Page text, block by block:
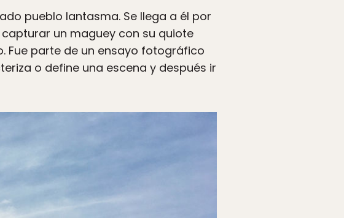
pueblo lantasma. Se llega a él por
un maguey con su quiote
Fue parte de un ensayo fotográfico
o define una escena y después ir